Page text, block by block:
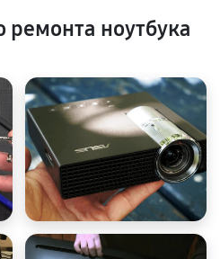
ноутбука